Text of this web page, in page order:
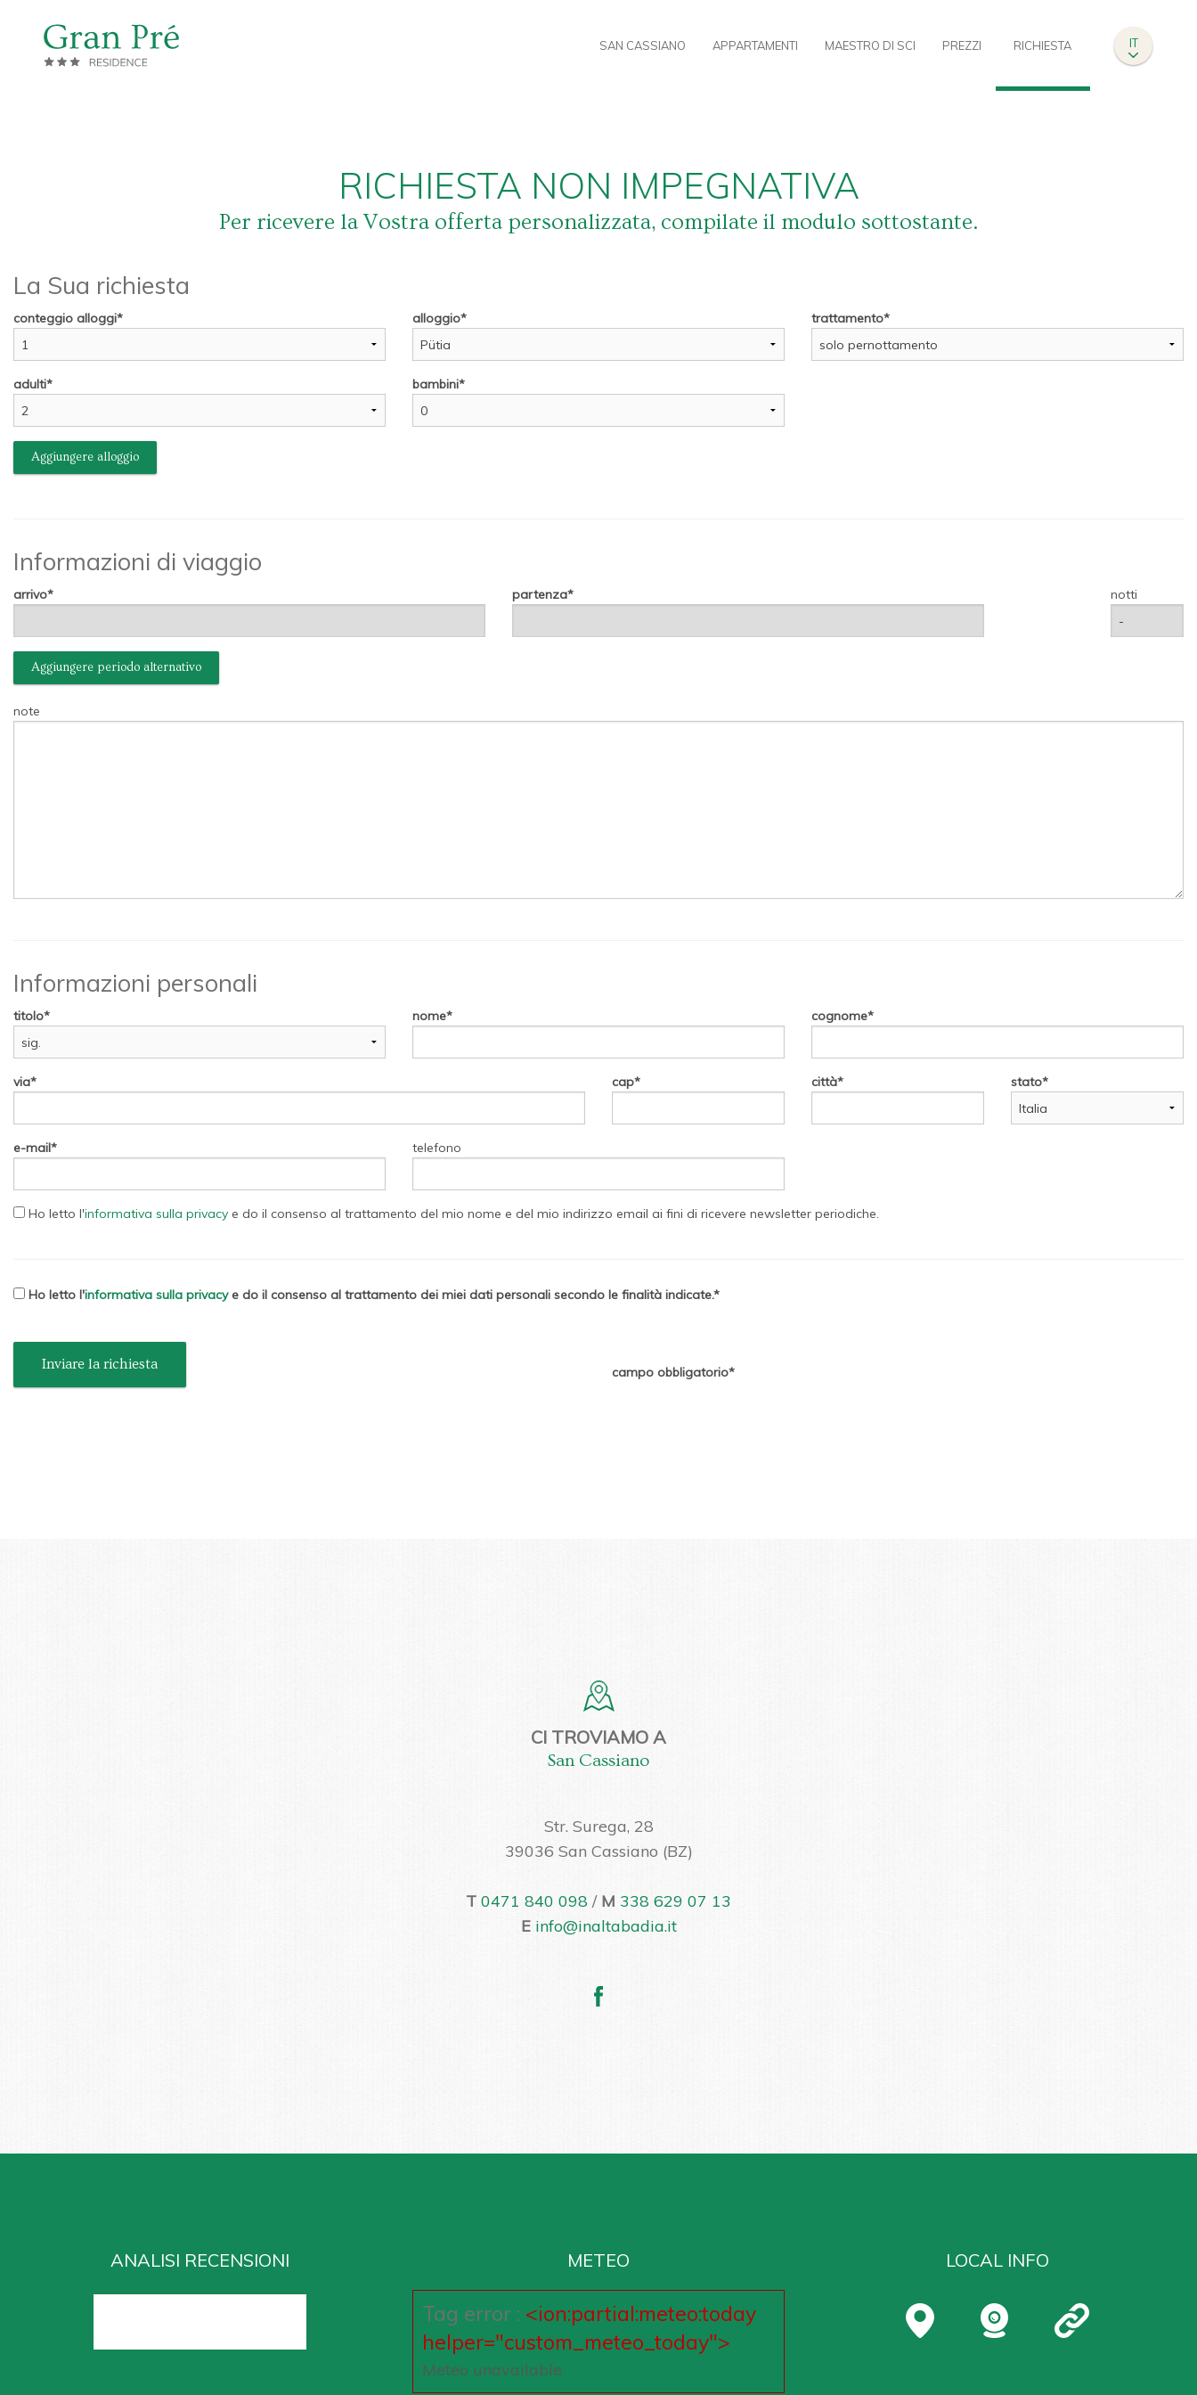
IT
SAN CASSIANO APPARTAMENTI MAESTRO DI SCI PREZZI RICHIESTA
RICHIESTA NON IMPEGNATIVA
Per ricevere la Vostra offerta personalizzata, compilate il modulo sottostante.
La Sua richiesta
conteggio alloggi alloggio trattamento
adulti bambini
Aggiungere alloggio
Informazioni di viaggio
arrivo partenza notti
Aggiungere periodo alternativo
note
Informazioni personali
titolo nome cognome
via cap città stato
e-mail telefono
Ho letto l'informativa sulla privacy e do il consenso al trattamento del mio nome e del mio indirizzo email ai fini di ricevere newsletter periodiche.
Ho letto l'informativa sulla privacye do il consenso al trattamento dei miei dati personali secondo le finalità indicate.
Inviare la richiesta campo obbligatorio
CI TROVIAMO A
San Cassiano
Str. Surega, 28
39036 San Cassiano (BZ)
T 0471 840 098 / M 338 629 07 13
E info@inaltabadia.it
ANALISI RECENSIONI METEO
Tag error : <ion:partial:meteo:today
helper="custom_meteo_today">
Meteo unavailable
LOCAL INFO